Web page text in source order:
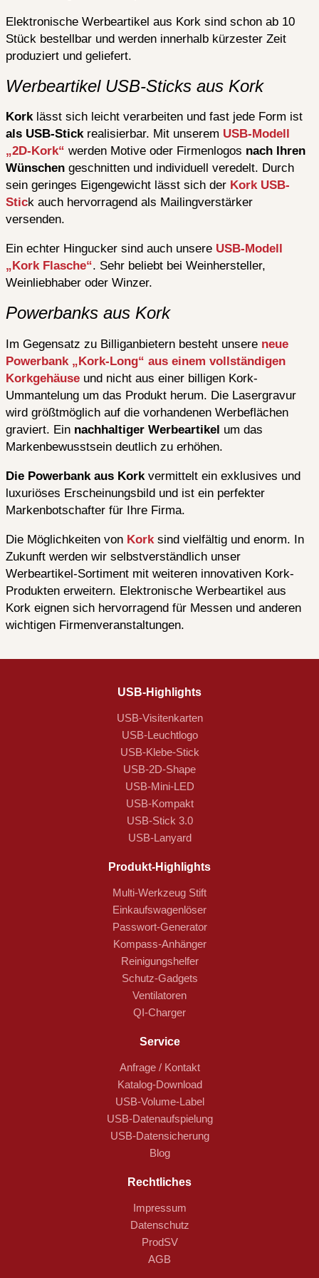
Elektronische Werbeartikel aus Kork sind schon ab 10
Stück bestellbar und werden innerhalb kürzester Zeit
produziert und geliefert.
Werbeartikel USB-Sticks aus Kork
Kork lässt sich leicht verarbeiten und fast jede Form ist
als USB-Stickrealisierbar. Mit unserem USB-Modell
„2D-Kork“ werden Motive oder Firmenlogos nach Ihren
Wünschen geschnitten und individuell veredelt. Durch
sein geringes Eigengewicht lässt sich der Kork USB-
Stick auch hervorragend als Mailingverstärker
versenden.
Ein echter Hingucker sind auch unsere USB-Modell
„Kork Flasche“. Sehr beliebt bei Weinhersteller,
Weinliebhaber oder Winzer.
Powerbanks aus Kork
Im Gegensatz zu Billiganbietern besteht unsere neue
Powerbank „Kork-Long“ aus einem vollständigen
Korkgehäuse und nicht aus einer billigen Kork-
Ummantelung um das Produkt herum. Die Lasergravur
wird größtmöglich auf die vorhandenen Werbeflächen
graviert. Ein nachhaltiger Werbeartikel um das
Markenbewusstsein deutlich zu erhöhen.
Die Powerbank aus Korkvermittelt ein exklusives und
luxuriöses Erscheinungsbild und ist ein perfekter
Markenbotschafter für Ihre Firma.
Die Möglichkeiten von Kork sind vielfältig und enorm. In
Zukunft werden wir selbstverständlich unser
Werbeartikel-Sortiment mit weiteren innovativen Kork-
Produkten erweitern. Elektronische Werbeartikel aus
Kork eignen sich hervorragend für Messen und anderen
wichtigen Firmenveranstaltungen.
USB-Highlights
USB-Visitenkarten
USB-Leuchtlogo
USB-Klebe-Stick
USB-2D-Shape
USB-Mini-LED
USB-Kompakt
USB-Stick 3.0
USB-Lanyard
Produkt-Highlights
Multi-Werkzeug Stift
Einkaufswagenlöser
Passwort-Generator
Kompass-Anhänger
Reinigungshelfer
Schutz-Gadgets
Ventilatoren
QI-Charger
Service
Anfrage / Kontakt
Katalog-Download
USB-Volume-Label
USB-Datenaufspielung
USB-Datensicherung
Blog
Rechtliches
Impressum
Datenschutz
ProdSV
AGB